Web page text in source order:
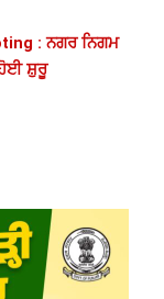
: ਨਗਰ ਨਿਗਮ
ਸ਼ੁਰੂ